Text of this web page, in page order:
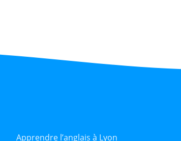
Apprendre l’anglais à Lyon